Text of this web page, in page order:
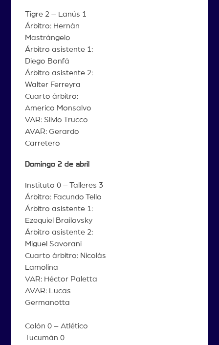
Tigre 2 – Lanús 1
Árbitro: Hernán
Mastrángelo
Árbitro asistente 1:
Diego Bonfá
Árbitro asistente 2:
Walter Ferreyra
Cuarto árbitro:
Americo Monsalvo
VAR: Silvio Trucco
AVAR: Gerardo
Carretero
Domingo 2 de abril
Instituto 0 – Talleres 3
Árbitro: Facundo Tello
Árbitro asistente 1:
Ezequiel Brailovsky
Árbitro asistente 2:
Miguel Savorani
Cuarto árbitro: Nicolás
Lamolina
VAR: Héctor Paletta
AVAR: Lucas
Germanotta
Colón 0 – Atlético
Tucumán 0